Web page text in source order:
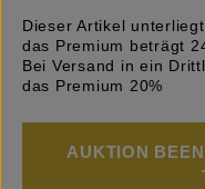
Dieser Artikel
das Premium beträgt
Bei Versand in ein
das Premium 20%
AUKTION